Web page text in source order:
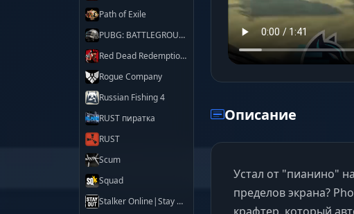
Path of Exile
PUBG: BATTLEGROUNDS
Red Dead Redemption 2
Rogue Company
Russian Fishing 4
RUST пиратка
RUST
Scum
Squad
Stalker Online|Stay Out
Описание
Устал от "пианино"
пределов экрана?
крафтер, который